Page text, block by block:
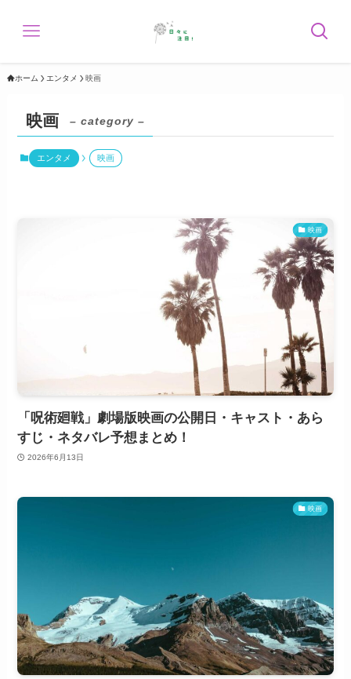
ホーム エンタメ 映画
映画 – category –
エンタメ 映画
映画
「呪術廻戦」劇場版映画の公開日・キャスト・あら
すじ・ネタバレ予想まとめ！
2026年6月13日
映画